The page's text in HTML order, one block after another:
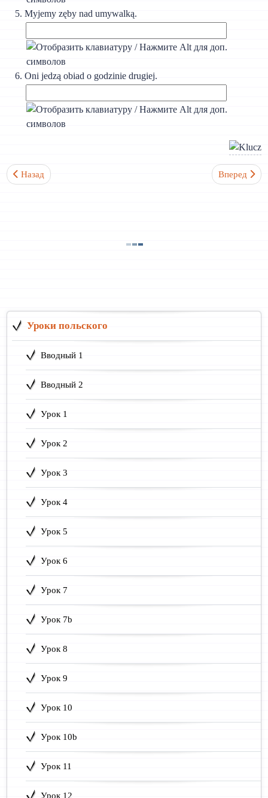
Myjemy zęby nad umywalką.
Oni jedzą obiad o godzinie drugiej.
Предыдущий: Урок 14. Возвратные и личные местоимения.
Назад Следующий:
Вперед
Уроки польского
Вводный 1
Вводный 2
Урок 1
Урок 2
Урок 3
Урок 4
Урок 5
Урок 6
Урок 7
Урок 7b
Урок 8
Урок 9
Урок 10
Урок 10b
Урок 11
Урок 12